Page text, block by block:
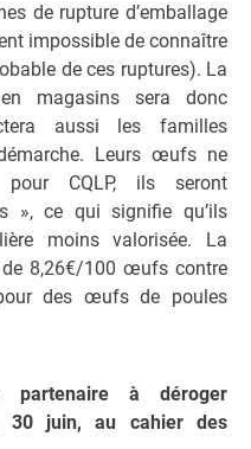
de rupture d’emballage
impossible de connaître
de ces ruptures). La
magasins sera donc
aussi les familles
Leurs œufs ne
pour CQLP, ils seront
», ce qui signifie qu’ils
moins valorisée. La
de 8,26€/100 œufs contre
des œufs de poules
partenaire à déroger
30 juin, au cahier des